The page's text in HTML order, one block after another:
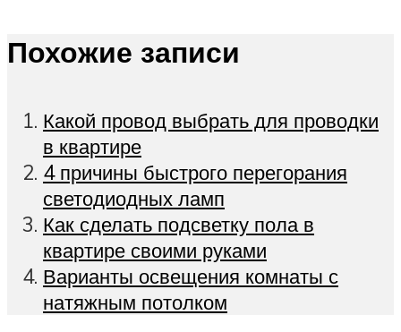
Похожие записи
Какой провод выбрать для проводки
в квартире
4 причины быстрого перегорания
светодиодных ламп
Как сделать подсветку пола в
квартире своими руками
Варианты освещения комнаты с
натяжным потолком